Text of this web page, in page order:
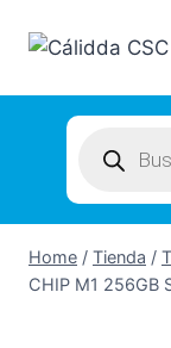
search
Home / Tienda /
CHIP M1 256GB